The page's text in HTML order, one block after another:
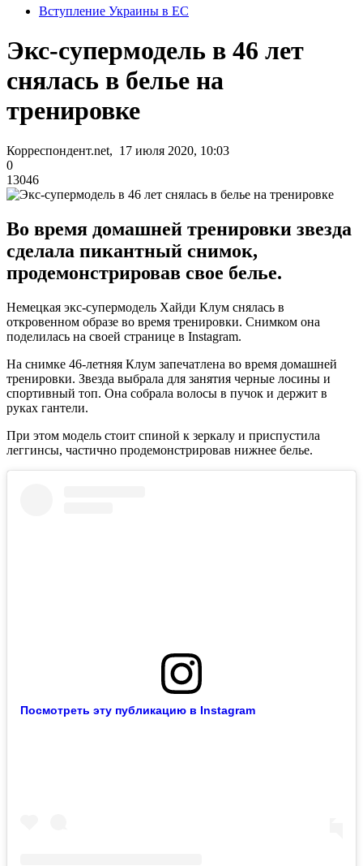
Вступление Украины в ЕС
Экс-супермодель в 46 лет
снялась в белье на
тренировке
Корреспондент.net, 17 июля 2020, 10:03
0
13046
Во время домашней тренировки звезда
сделала пикантный снимок,
продемонстрировав свое белье.
Немецкая экс-супермодель Хайди Клум снялась в
откровенном образе во время тренировки. Снимком она
поделилась на своей странице в Instagram.
На снимке 46-летняя Клум запечатлена во время домашней
тренировки. Звезда выбрала для занятия черные лосины и
спортивный топ. Она собрала волосы в пучок и держит в
руках гантели.
При этом модель стоит спиной к зеркалу и приспустила
леггинсы, частично продемонстрировав нижнее белье.
Посмотреть эту публикацию в Instagram